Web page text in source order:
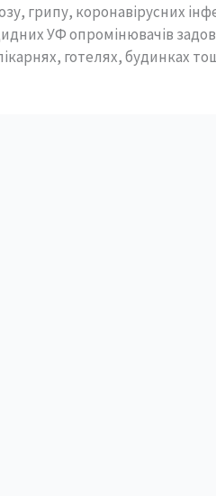
грипу, коронавірусних
УФ опромінювачів
готелях, будинках